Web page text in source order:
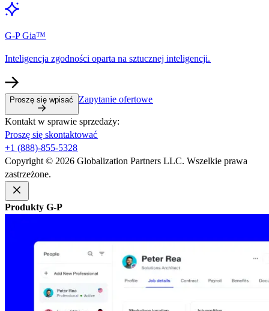
G-P Gia™​​
Inteligencja zgodności oparta na sztucznej inteligencji.​​
Proszę się wpisać​​ Zapytanie ofertowe​​
Kontakt w sprawie sprzedaży:​​
Proszę się skontaktować​​
+1 (888)-855-5328​​
Copyright © 2026 Globalization Partners LLC. Wszelkie prawa
zastrzeżone.​​
Produkty G-P​​